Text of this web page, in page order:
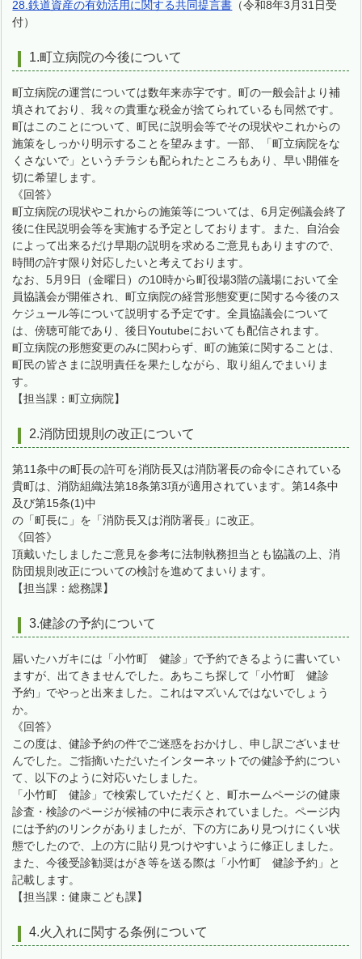
28.鉄道資産の有効活用に関する共同提言書 （令和8年3月31日受
付）
1.町立病院の今後について
町立病院の運営については数年来赤字です。町の一般会計より補
填されており、我々の貴重な税金が捨てられているも同然です。
町はこのことについて、町民に説明会等でその現状やこれからの
施策をしっかり明示することを望みます。一部、「町立病院をな
くさないで」というチラシも配られたところもあり、早い開催を
切に希望します。
《回答》
町立病院の現状やこれからの施策等については、6月定例議会終了
後に住民説明会等を実施する予定としております。また、自治会
によって出来るだけ早期の説明を求めるご意見もありますので、
時間の許す限り対応したいと考えております。
なお、5月9日（金曜日）の10時から町役場3階の議場において全
員協議会が開催され、町立病院の経営形態変更に関する今後のス
ケジュール等について説明する予定です。全員協議会について
は、傍聴可能であり、後日Youtubeにおいても配信されます。
町立病院の形態変更のみに関わらず、町の施策に関することは、
町民の皆さまに説明責任を果たしながら、取り組んでまいりま
す。
【担当課：町立病院】
2.消防団規則の改正について
第11条中の町長の許可を消防長又は消防署長の命令にされている
貴町は、消防組織法第18条第3項が適用されています。第14条中
及び第15条(1)中
の「町長に」を「消防長又は消防署長」に改正。
《回答》
頂戴いたしましたご意見を参考に法制執務担当とも協議の上、消
防団規則改正についての検討を進めてまいります。
【担当課：総務課】
3.健診の予約について
届いたハガキには「小竹町 健診」で予約できるように書いてい
ますが、出てきませんでした。あちこち探して「小竹町 健診
予約」でやっと出来ました。これはマズいんではないでしょう
か。
《回答》
この度は、健診予約の件でご迷惑をおかけし、申し訳ございませ
んでした。ご指摘いただいたインターネットでの健診予約につい
て、以下のように対応いたしました。
「小竹町 健診」で検索していただくと、町ホームページの健康
診査・検診のページが候補の中に表示されていました。ページ内
には予約のリンクがありましたが、下の方にあり見つけにくい状
態でしたので、上の方に貼り見つけやすいように修正しました。
また、今後受診勧奨はがき等を送る際は「小竹町 健診予約」と
記載します。
【担当課：健康こども課】
4.火入れに関する条例について